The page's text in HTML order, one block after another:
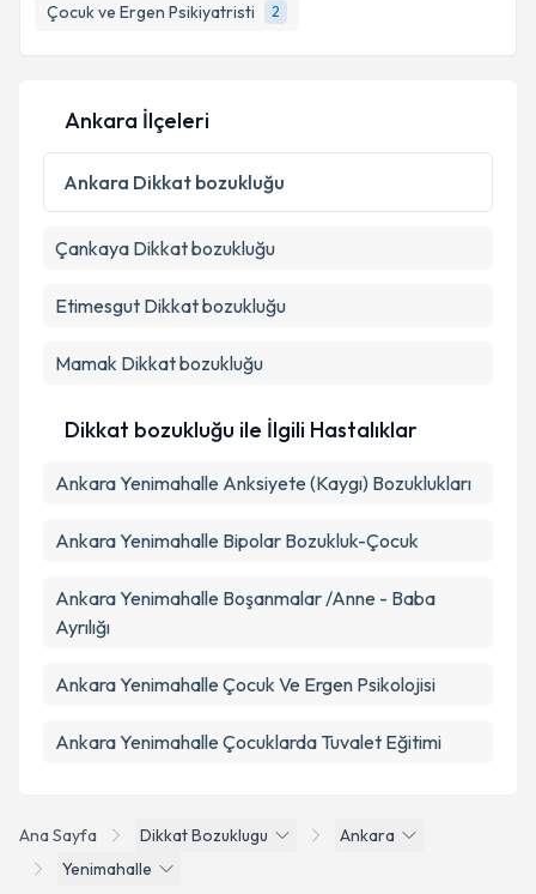
Çocuk ve Ergen Psikiyatristi
2
Kişisel verilerimin işlenmesine ilişkinAydınlatma
Metni 'ni okudum ve kişisel verilerimin belirtilen
kapsamda işlenmesini kabul ediyorum.
Ana Sayfa Dikkat Bozuklugu
Ankara
Yenimahalle
Ankara İlçeleri
Ankara Dikkat bozukluğu
Çankaya Dikkat bozukluğu
Etimesgut Dikkat bozukluğu
Mamak Dikkat bozukluğu
Dikkat bozukluğu ile İlgili Hastalıklar
Ankara Yenimahalle Anksiyete (Kaygı) Bozuklukları
Ankara Yenimahalle Bipolar Bozukluk-Çocuk
Ankara Yenimahalle Boşanmalar /Anne - Baba
Ayrılığı
Ankara Yenimahalle Çocuk Ve Ergen Psikolojisi
Ankara Yenimahalle Çocuklarda Tuvalet Eğitimi